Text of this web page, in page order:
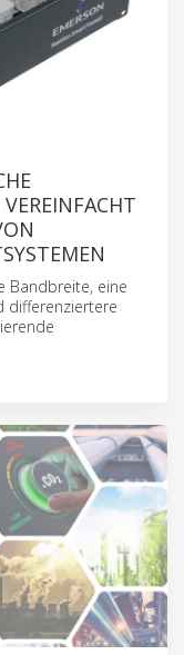
Bandbreite, eine
differenziertere